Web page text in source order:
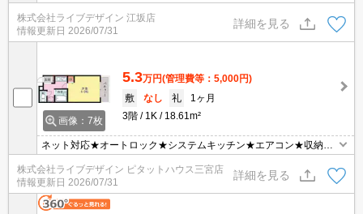
ペースなどなど★
株式会社ライブデザイン 江坂店
情報更新日 2026/07/31
詳細を見る
画像：7枚
5.3万円(管理費等：5,000円)
敷
なし 礼
1ヶ月
3階
1K 18.61m²
ネット対応★オートロック★システムキッチン★エアコン★収納ス
ペースなどなど★
株式会社ライブデザイン ピタットハウス三宮店
情報更新日 2026/07/31
詳細を見る